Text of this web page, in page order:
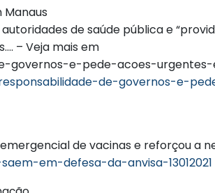
de saúde pública e
– Veja mais em
governos-e-pede-acoes-
de-governos-e-
de vacinas e reforçou a
em-defesa-da-anvisa-13012021